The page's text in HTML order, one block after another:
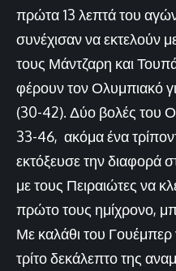
πρώτα 13 λεπτά του
συνέχισαν να εκτελούν
τους Μάντζαρη και
φέρουν τον Ολυμπιακό
(30-42). Δύο βολές του
33-46, ακόμα ένα
εκτόξευσε την διαφορά
με τους Πειραιώτες να
πρώτο τους ημίχρονο,
Με καλάθι του Γουέμπερ
τρίτο δεκάλεπτο της